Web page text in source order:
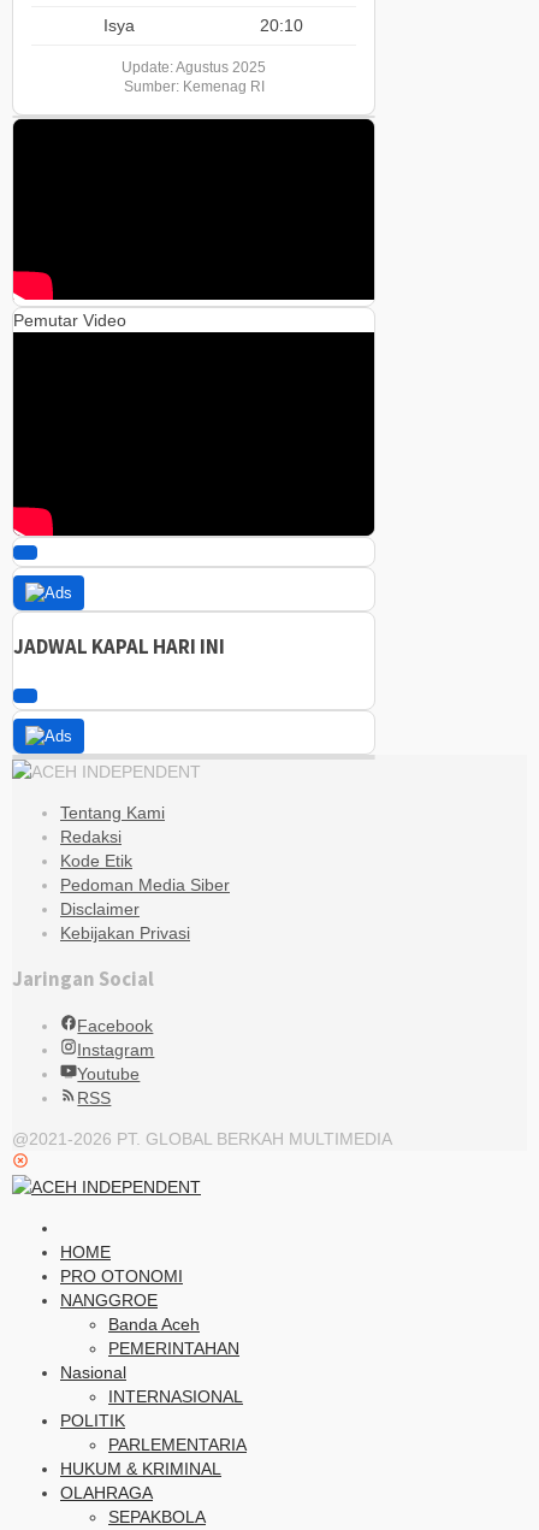
Isya 20:10
Update: Agustus 2025
Sumber: Kemenag RI
Pemutar Video
00:00
00:00
JADWAL KAPAL HARI INI
Tentang Kami
Redaksi
Kode Etik
Pedoman Media Siber
Disclaimer
Kebijakan Privasi
Jaringan Social
Facebook
Instagram
Youtube
RSS
@2021-2026 PT. GLOBAL BERKAH MULTIMEDIA
HOME
PRO OTONOMI
NANGGROE
Banda Aceh
PEMERINTAHAN
Nasional
INTERNASIONAL
POLITIK
PARLEMENTARIA
HUKUM & KRIMINAL
OLAHRAGA
SEPAKBOLA